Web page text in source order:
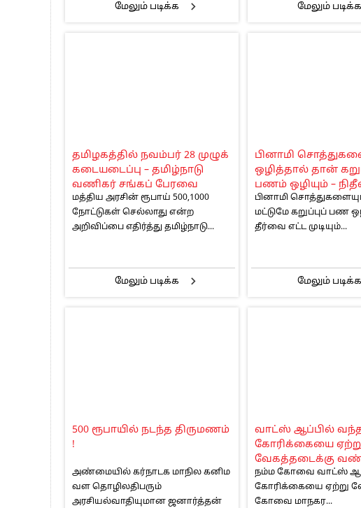
மேலும் படிக்க மேலும் படிக்க
தமிழகத்தில் நவம்பர் 28 முழுக்
கடையடைப்பு – தமிழ்நாடு
வணிகர் சங்கப் பேரவை
மத்திய அரசின் ரூபாய் 500,1000
நோட்டுகள் செல்லாது என்ற
அறிவிப்பை எதிர்த்து தமிழ்நாடு...
மேலும் படிக்க
பினாமி
ஒழித்தால் தான்
பணம் ஒழியும் –
பினாமி
மட்டுமே கறுப்புப் பண
தீர்வை எட்ட முடியும்...
மேலும் படிக்க
500 ரூபாயில் நடந்த திருமணம்
!
அண்மையில் கர்நாடக மாநில கனிம
வள தொழிலதிபரும்
அரசியல்வாதியுமான ஜனார்த்தன்
வாட்ஸ் ஆப்பில்
கோரிக்கையை
வேகத்தடைக்கு
பூசிய போக்குவரத்து
காவல்துறையினர்
நம்ம கோவை வாட்ஸ்
கோரிக்கையை ஏற்று
கோவை மாநகர...